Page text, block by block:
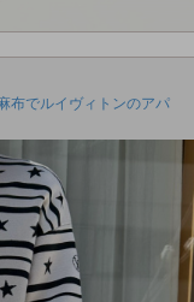
布でルイヴィトンのアパ